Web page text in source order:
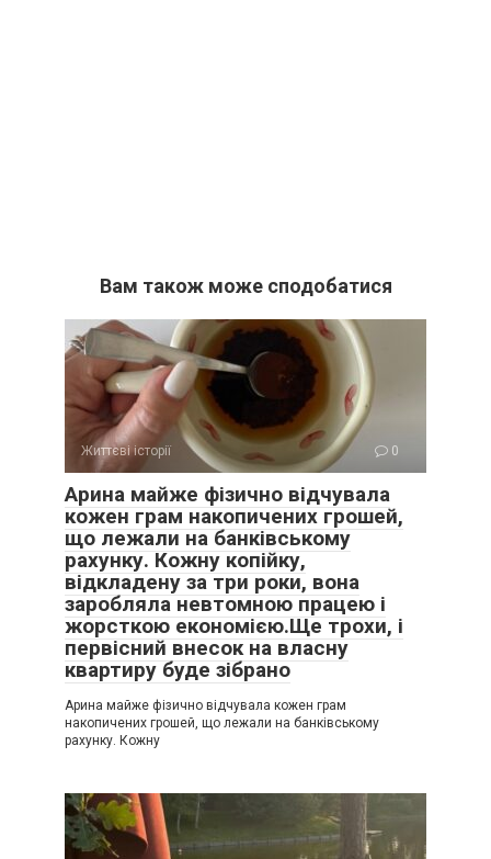
Вам також може сподобатися
Життєві історії 0
Арина майже фізично відчувала
кожен грам накопичених грошей,
що лежали на банківському
рахунку. Кожну копійку,
відкладену за три роки, вона
заробляла невтомною працею і
жорсткою економією.Ще трохи, і
первісний внесок на власну
квартиру буде зібрано
Арина майже фізично відчувала кожен грам
накопичених грошей, що лежали на банківському
рахунку. Кожну